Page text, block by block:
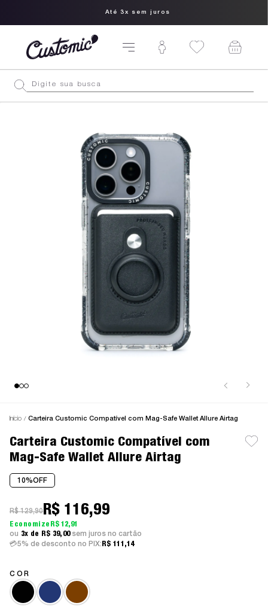
Até 3x sem juros
Início Carteira Customic Compatível com Mag-Safe Wallet Allure Airtag
Carteira Customic Compatível com
Mag-Safe Wallet Allure Airtag
10%OFF
5% de desconto no PIX: R$ 111,14
R$ 129,90R$ 116,99
R$ 12,91
3x
R$ 39,00 sem juros
COR